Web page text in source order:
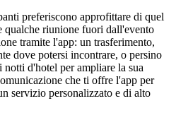
preferiscono approfittare di quel
qualche riunione fuori dall'evento
tramite l'app: un trasferimento,
dove potersi incontrare, o persino
d'hotel per ampliare la sua
che ti offre l'app per
servizio personalizzato e di alto